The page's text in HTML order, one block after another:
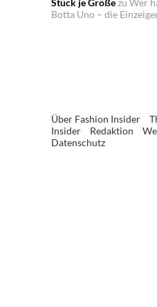
Botta Uno – die
Über Fashion Insider
Insider
Redaktion
Datenschutz